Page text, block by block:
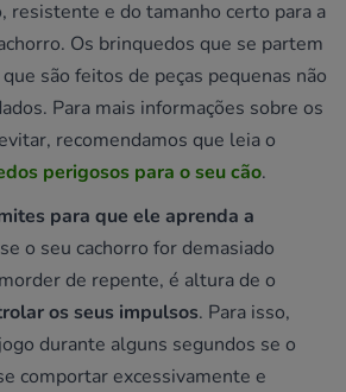
resistente e do tamanho certo para a
Os brinquedos que se partem
são feitos de peças pequenas não
Para mais informações sobre os
recomendamos que leia o
perigosos para o seu cão.
para que ele aprenda a
o seu cachorro for demasiado
de repente, é altura de o
os seus impulsos. Para isso,
durante alguns segundos se o
comportar excessivamente e